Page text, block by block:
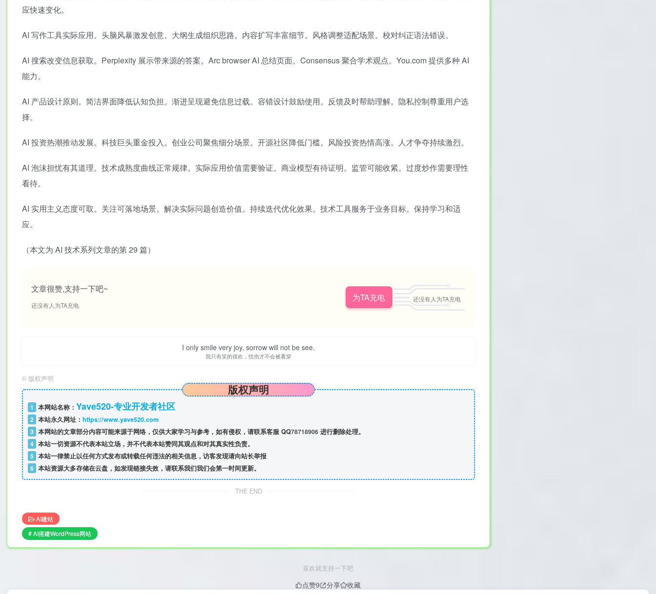
应快速变化。
AI 写作工具实际应用。头脑风暴激发创意。大纲生成组织思路。内容扩写丰富细节。风格调整适配场景。校对纠正语法错误。
AI 搜索改变信息获取。Perplexity 展示带来源的答案。Arc browser AI 总结页面。Consensus 聚合学术观点。You.com 提供多种 AI
能力。
AI 产品设计原则。简洁界面降低认知负担。渐进呈现避免信息过载。容错设计鼓励使用。反馈及时帮助理解。隐私控制尊重用户选
择。
AI 投资热潮推动发展。科技巨头重金投入。创业公司聚焦细分场景。开源社区降低门槛。风险投资热情高涨。人才争夺持续激烈。
AI 泡沫担忧有其道理。技术成熟度曲线正常规律。实际应用价值需要验证。商业模型有待证明。监管可能收紧。过度炒作需要理性
看待。
AI 实用主义态度可取。关注可落地场景。解决实际问题创造价值。持续迭代优化效果。技术工具服务于业务目标。保持学习和适
应。
（本文为 AI 技术系列文章的第 29 篇）
文章很赞,支持一下吧~
还没有人为TA充电
为TA充电 还没有人为TA充电
I only smile very joy, sorrow will not be see.
我只有笑的很欢，忧伤才不会被看穿
© 版权声明
版权声明
1 本网站名称： Yave520-专业开发者社区
2 本站永久网址： https://www.yave520.com
3 本网站的文章部分内容可能来源于网络，仅供大家学习与参考，如有侵权，请联系客服 QQ78718906 进行删除处理。
4 本站一切资源不代表本站立场，并不代表本站赞同其观点和对其真实性负责。
5 本站一律禁止以任何方式发布或转载任何违法的相关信息，访客发现请向站长举报
6 本站资源大多存储在云盘，如发现链接失效，请联系我们我们会第一时间更新。
THE END
AI建站
# AI搭建WordPress网站
喜欢就支持一下吧
点赞9 分享 收藏